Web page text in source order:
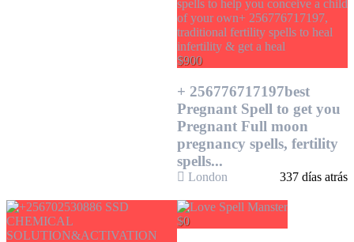
$900
+ 256776717197best
Pregnant Spell to get you
Pregnant Full moon
pregnancy spells, fertility
spells...
London 337 días atrás
$0